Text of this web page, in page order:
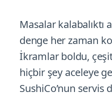
Masalar kalabalıktı
denge her zaman
İkramlar boldu,
hiçbir şey aceleye
SushiCo’nun servis